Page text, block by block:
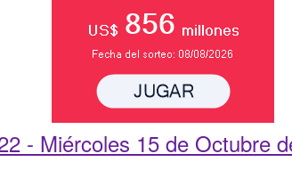
- Miércoles 15 de Octubre